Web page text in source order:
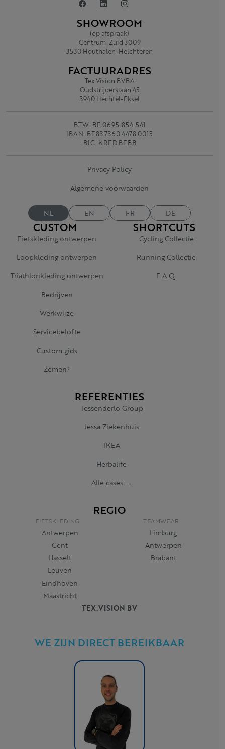
TEX.VISION BV
WE ZIJN DIRECT BEREIKBAAR
CUSTOM
Fietskleding ontwerpen
Loopkleding ontwerpen
Triathlonkleding ontwerpen
Bedrijven
Werkwijze
Servicebelofte
Custom gids
Zemen?
SHORTCUTS
Cycling Collectie
Running Collectie
F.A.Q.
REFERENTIES
Tessenderlo Group
Jessa Ziekenhuis
IKEA
Herbalife
Alle cases →
REGIO
FIETSKLEDING
Antwerpen
Gent
Hasselt
Leuven
Eindhoven
Maastricht
TEAMWEAR
Limburg
Antwerpen
Brabant
SHOWROOM
(op afspraak)
Centrum-Zuid 3009
3530 Houthalen-Helchteren
FACTUURADRES
Tex.Vision BVBA
Oudstrijderslaan 45
3940 Hechtel-Eksel
BTW: BE 0695.854.541
IBAN: BE83 7360 4478 0015
BIC: KRED BEBB
Privacy Policy
Algemene voorwaarden
NL EN FR DE